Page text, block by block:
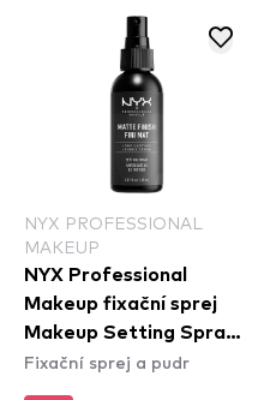
NYX PROFESSIONAL
MAKEUP
NYX Professional
Makeup fixační sprej
Makeup Setting Spray
– Matte Finish
Fixační sprej a pudr